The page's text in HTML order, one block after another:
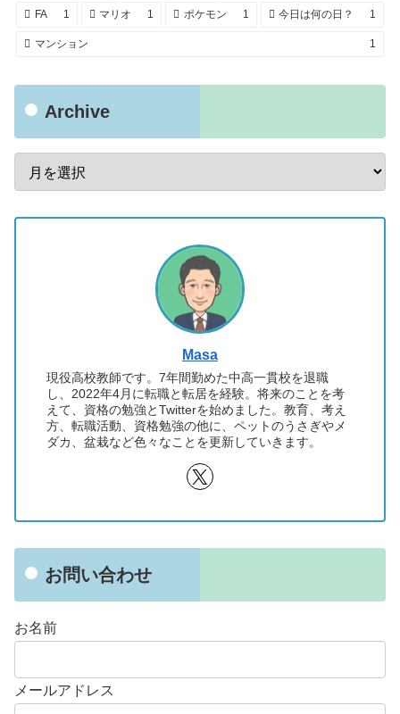
FA 1 マリオ 1 ポケモン 1 今日は何の日？ 1
マンション 1
Archive
Masa
現役高校教師です。7年間勤めた中高一貫校を退職
し、2022年4月に転職と転居を経験。将来のことを考
えて、資格の勉強とTwitterを始めました。教育、考え
方、転職活動、資格勉強の他に、ペットのうさぎやメ
ダカ、盆栽など色々なことを更新していきます。
お問い合わせ
お名前
メールアドレス